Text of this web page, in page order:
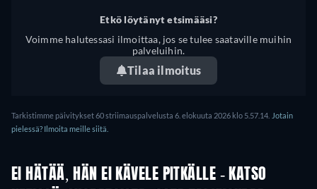
Etkö löytänyt etsimääsi?
Voimme halutessasi ilmoittaa, jos se tulee saataville muihin
palveluihin.
Tilaa ilmoitus
Tarkistimme päivitykset 60 striimauspalvelusta 6. elokuuta 2026 klo 5.57.14. Jotain
pielessä? Ilmoita meille siitä.
EI HÄTÄÄ, HÄN EI KÄVELE PITKÄLLE - KATSO